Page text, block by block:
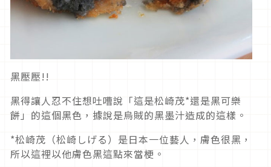
黑壓壓!!
黑得讓人忍不住想吐嘈說「這是松崎茂*還是黑可樂
餅」的這個黑色，據說是烏賊的黑墨汁造成的這樣。
*松崎茂（松崎しげる）是日本一位藝人，膚色很黑，
所以這裡以他膚色黑這點來當梗。